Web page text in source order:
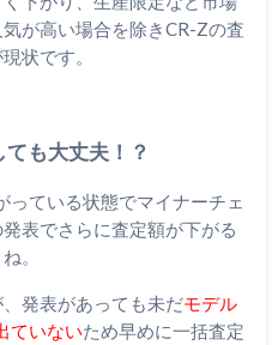
が高い場合を除きCR-Zの査
状です。
も大丈夫！？
っている状態でマイナーチェ
表でさらに査定額が下がる
。
発表があっても未だモデル
ていないため早めに一括査定